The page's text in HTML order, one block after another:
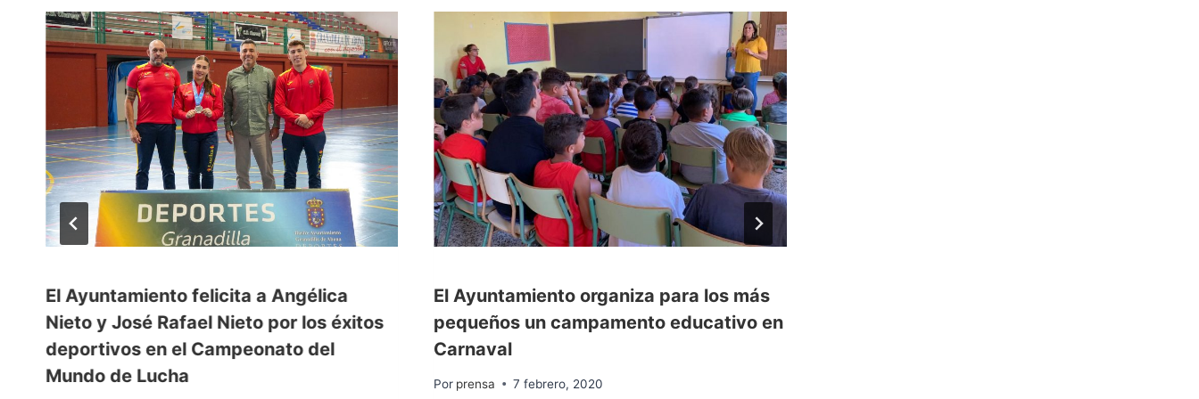
El Ayuntamiento felicita a Angélica
Nieto y José Rafael Nieto por los éxitos
deportivos en el Campeonato del
Mundo de Lucha
El Ayuntamiento organiza para los más
pequeños un campamento educativo en
Carnaval
Por prensa 7 febrero, 2020